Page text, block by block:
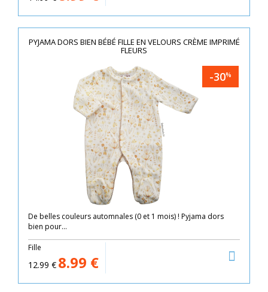
PYJAMA DORS BIEN BÉBÉ FILLE EN VELOURS CRÈME IMPRIMÉ
FLEURS
-30%
De belles couleurs automnales (0 et 1 mois) ! Pyjama dors
bien pour...
Fille
12.99 € 8.99 €